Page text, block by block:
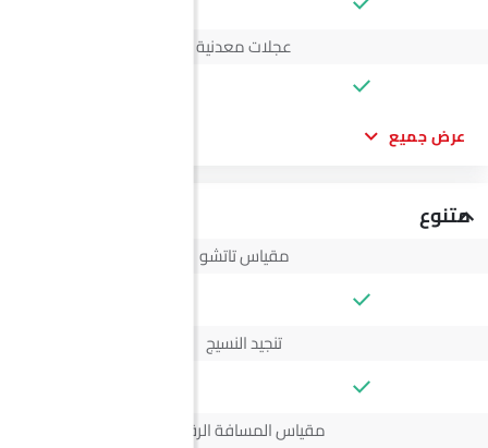
عجلات معدنية
عرض جميع
متنوع
مقياس تاتشو
تنجيد النسيج
مقياس المسافة الرقمي